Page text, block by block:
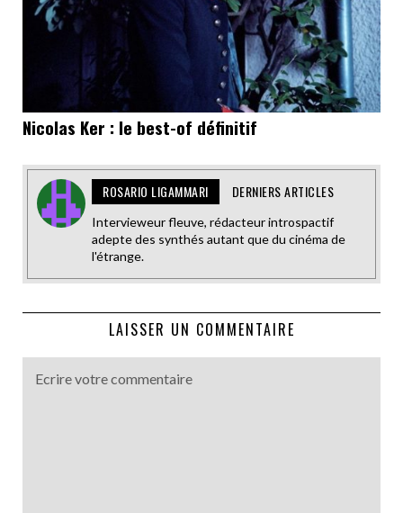
Nicolas Ker : le best-of définitif
ROSARIO LIGAMMARI DERNIERS ARTICLES
Intervieweur fleuve, rédacteur introspactif
adepte des synthés autant que du cinéma de
l'étrange.
LAISSER UN COMMENTAIRE